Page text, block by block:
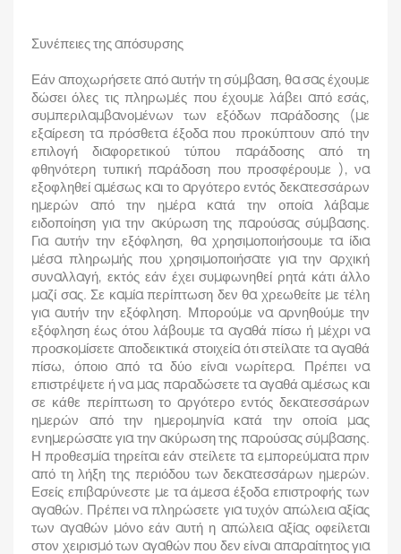
Συνέπειες της απόσυρσης
Εάν αποχωρήσετε από αυτήν τη σύμβαση, θα σας έχουμε
δώσει όλες τις πληρωμές που έχουμε λάβει από εσάς,
συμπεριλαμβανομένων των εξόδων παράδοσης (με
εξαίρεση τα πρόσθετα έξοδα που προκύπτουν από την
επιλογή διαφορετικού τύπου παράδοσης από τη
φθηνότερη τυπική παράδοση που προσφέρουμε ), να
εξοφληθεί αμέσως και το αργότερο εντός δεκατεσσάρων
ημερών από την ημέρα κατά την οποία λάβαμε
ειδοποίηση για την ακύρωση της παρούσας σύμβασης.
Για αυτήν την εξόφληση, θα χρησιμοποιήσουμε τα ίδια
μέσα πληρωμής που χρησιμοποιήσατε για την αρχική
συναλλαγή, εκτός εάν έχει συμφωνηθεί ρητά κάτι άλλο
μαζί σας. Σε καμία περίπτωση δεν θα χρεωθείτε με τέλη
για αυτήν την εξόφληση. Μπορούμε να αρνηθούμε την
εξόφληση έως ότου λάβουμε τα αγαθά πίσω ή μέχρι να
προσκομίσετε αποδεικτικά στοιχεία ότι στείλατε τα αγαθά
πίσω, όποιο από τα δύο είναι νωρίτερα. Πρέπει να
επιστρέψετε ή να μας παραδώσετε τα αγαθά αμέσως και
σε κάθε περίπτωση το αργότερο εντός δεκατεσσάρων
ημερών από την ημερομηνία κατά την οποία μας
ενημερώσατε για την ακύρωση της παρούσας σύμβασης.
Η προθεσμία τηρείται εάν στείλετε τα εμπορεύματα πριν
από τη λήξη της περιόδου των δεκατεσσάρων ημερών.
Εσείς επιβαρύνεστε με τα άμεσα έξοδα επιστροφής των
αγαθών. Πρέπει να πληρώσετε για τυχόν απώλεια αξίας
των αγαθών μόνο εάν αυτή η απώλεια αξίας οφείλεται
στον χειρισμό των αγαθών που δεν είναι απαραίτητος για